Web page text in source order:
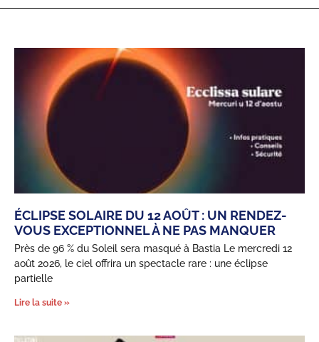
ÉCLIPSE SOLAIRE DU 12 AOÛT : UN RENDEZ-
VOUS EXCEPTIONNEL À NE PAS MANQUER
Près de 96 % du Soleil sera masqué à Bastia Le mercredi 12
août 2026, le ciel offrira un spectacle rare : une éclipse
partielle
Lire la suite »